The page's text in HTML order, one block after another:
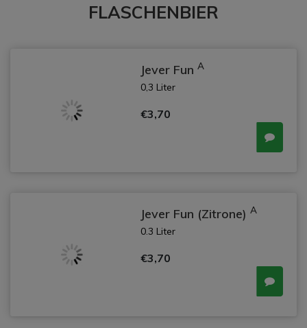
FLASCHENBIER
Jever Fun A
0,3 Liter
€3,70
Jever Fun (Zitrone) A
0.3 Liter
€3,70